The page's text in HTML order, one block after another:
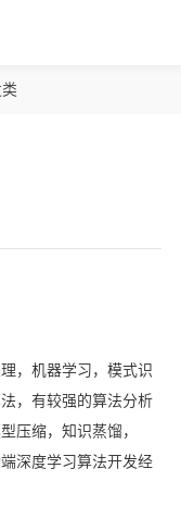
，机器学习，模式识
，有较强的算法分析
压缩，知识蒸馏，
深度学习算法开发经